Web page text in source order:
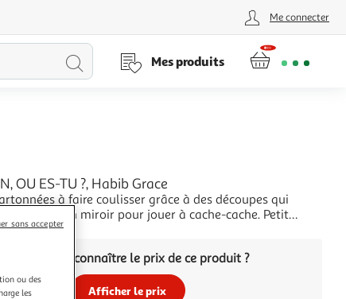
Me connecter
Lancer
Mes produits
OU ES-TU ?, Habib Grace
à faire coulisser grâce à des découpes qui
et un miroir pour jouer à cache-cache. Petit
tu ? ' Les jeunes enfants vont s'amuser à faire coulisser
la dernière pa
Vous voulez connaître le prix de ce produit ?
Afficher le prix
ou des
les
sans accepter